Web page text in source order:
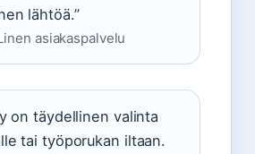
lähtöä.”
asiakaspalvelu
on täydellinen valinta
tai työporukan iltaan.